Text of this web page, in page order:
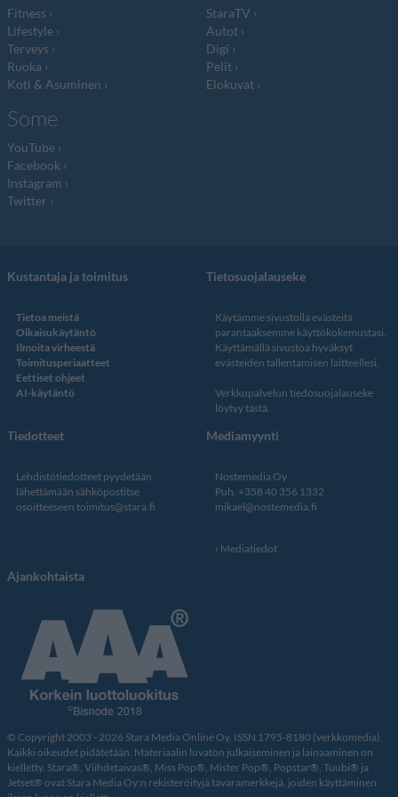
Fitness
Lifestyle
Terveys
Ruoka
Koti & Asuminen
StaraTV
Autot
Digi
Pelit
Elokuvat
Some
YouTube
Facebook
Instagram
Twitter
Kustantaja ja toimitus
Tietoa meistä
Oikaisukäytäntö
Ilmoita virheestä
Toimitusperiaatteet
Eettiset ohjeet
AI-käytäntö
Tietosuojalauseke
Käytämme sivustolla evästeitä
parantaaksemme käyttökokemustasi.
Käyttämällä sivustoa hyväksyt
evästeiden tallentamisen laitteellesi.
Verkkopalvelun tiedosuojalauseke
löytyy tästä.
Tiedotteet
Lehdistötiedotteet pyydetään
lähettämään sähköpostitse
osoitteeseen toimitus@stara.fi
Mediamyynti
Nostemedia Oy
Puh. +358 40 356 1332
mikael@nostemedia.fi
Mediatiedot
Ajankohtaista
© Copyright 2003 - 2026 Stara Media Online Oy. ISSN 1795-8180 (verkkomedia).
Kaikki oikeudet pidätetään. Materiaalin luvaton julkaiseminen ja lainaaminen on
kielletty. Stara®, Viihdetaivas®, Miss Pop®, Mister Pop®, Popstar®, Tuubi® ja
Jetset® ovat Stara Media Oy:n rekisteröityjä tavaramerkkejä, joiden käyttäminen